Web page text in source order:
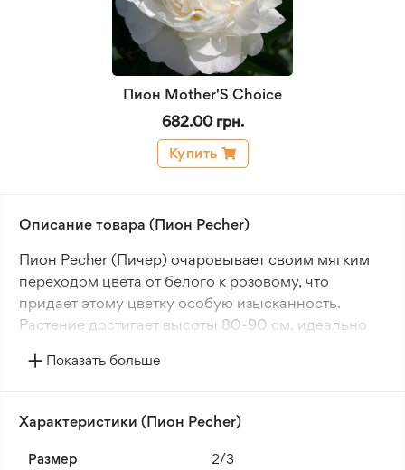
Пион Mother'S Choice
682.00 грн.
Купить
Описание товара (Пион Pecher)
Пион Pecher (Пичер) очаровывает своим мягким
переходом цвета от белого к розовому, что
придает этому цветку особую изысканность.
Растение достигает высоты 80-90 см, идеально
Цветки с размером 10-15 см являются
выделяясь на фоне зеленой листвы.
Цветение «Pecher» продолжается с весны до лета,
Показать больше
Характеристики (Пион Pecher)
Размер
2/3